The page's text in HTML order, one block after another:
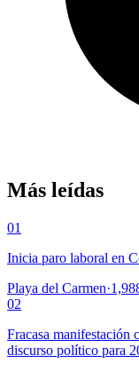
Más leídas
01
Inicia paro laboral en
Playa del Carmen·
02
Fracasa manifestación
discurso político para